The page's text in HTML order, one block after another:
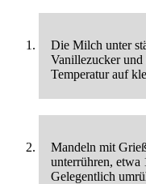
Die Milch unter
Vanillezucker und
Temperatur auf
Mandeln mit
unterrühren, etwa
Gelegentlich